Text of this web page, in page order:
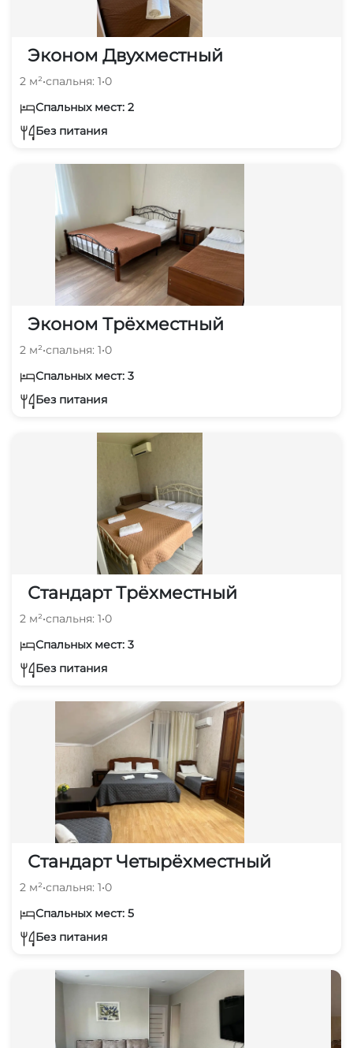
Эконом Двухместный
2 м²•спальня: 1•0
Спальных мест: 2
Без питания
Эконом Трёхместный
2 м²•спальня: 1•0
Спальных мест: 3
Без питания
Стандарт Трёхместный
2 м²•спальня: 1•0
Спальных мест: 3
Без питания
Стандарт Четырёхместный
2 м²•спальня: 1•0
Спальных мест: 5
Без питания